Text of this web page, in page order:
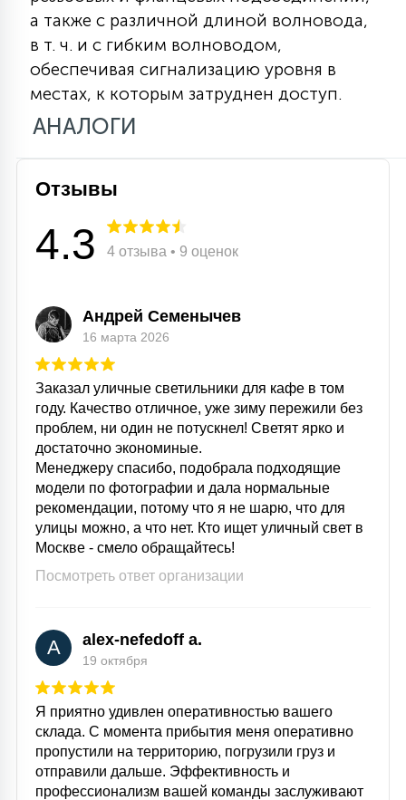
С УПРАВЛЕНИЕМ
АКСЕССУАРЫ
а также с различной длиной волновода,
в т. ч. и с гибким волноводом,
обеспечивая сигнализацию уровня в
местах, к которым затруднен доступ.
АНАЛОГИ
Отзывы
4.3 4 отзыва • 9 оценок
Андрей Семенычев
16 марта 2026
Заказал уличные светильники для кафе в том
году. Качество отличное, уже зиму пережили без
проблем, ни один не потускнел! Светят ярко и
достаточно экономиные.
Менеджеру спасибо, подобрала подходящие
модели по фотографии и дала нормальные
рекомендации, потому что я не шарю, что для
улицы можно, а что нет. Кто ищет уличный свет в
Москве - смело обращайтесь!
Посмотреть ответ организации
A alex-nefedoff a.
19 октября
Я приятно удивлен оперативностью вашего
склада. С момента прибытия меня оперативно
пропустили на территорию, погрузили груз и
отправили дальше. Эффективность и
профессионализм вашей команды заслуживают